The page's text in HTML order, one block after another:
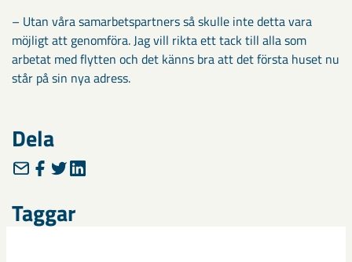
– Utan våra samarbetspartners så skulle inte detta vara
möjligt att genomföra. Jag vill rikta ett tack till alla som
arbetat med flytten och det känns bra att det första huset nu
står på sin nya adress.
Dela
Taggar